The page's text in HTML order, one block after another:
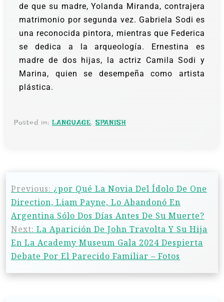
de que su madre, Yolanda Miranda, contrajera
matrimonio por segunda vez. Gabriela Sodi es
una reconocida pintora, mientras que Federica
se dedica a la arqueología. Ernestina es
madre de dos hijas, la actriz Camila Sodi y
Marina, quien se desempeña como artista
plástica.
Posted in: LANGUAGE,SPANISH
Previous: ¿por Qué La Novia Del Ídolo De One
Direction, Liam Payne, Lo Abandonó En
Argentina Sólo Dos Días Antes De Su Muerte?
Next: La Aparición De John Travolta Y Su Hija
En La Academy Museum Gala 2024 Despierta
Debate Por El Parecido Familiar – Fotos